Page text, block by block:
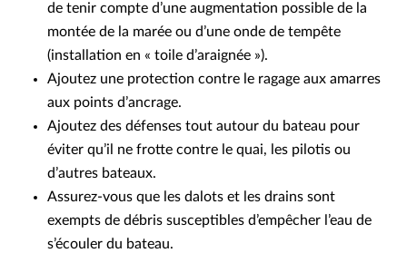
de tenir compte d’une augmentation possible de la
montée de la marée ou d’une onde de tempête
(installation en « toile d’araignée »).
Ajoutez une protection contre le ragage aux amarres
aux points d’ancrage.
Ajoutez des défenses tout autour du bateau pour
éviter qu’il ne frotte contre le quai, les pilotis ou
d’autres bateaux.
Assurez-vous que les dalots et les drains sont
exempts de débris susceptibles d’empêcher l’eau de
s’écouler du bateau.